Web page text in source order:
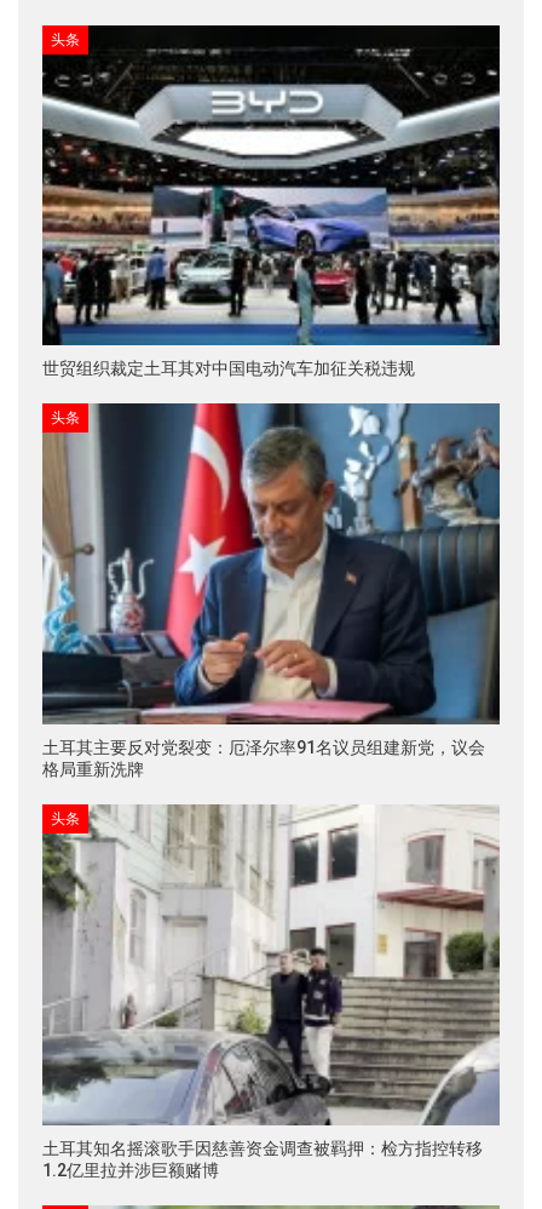
头条
世贸组织裁定土耳其对中国电动汽车加征关税违规
头条
土耳其主要反对党裂变：厄泽尔率91名议员组建新党，议会
格局重新洗牌
头条
土耳其知名摇滚歌手因慈善资金调查被羁押：检方指控转移
1.2亿里拉并涉巨额赌博